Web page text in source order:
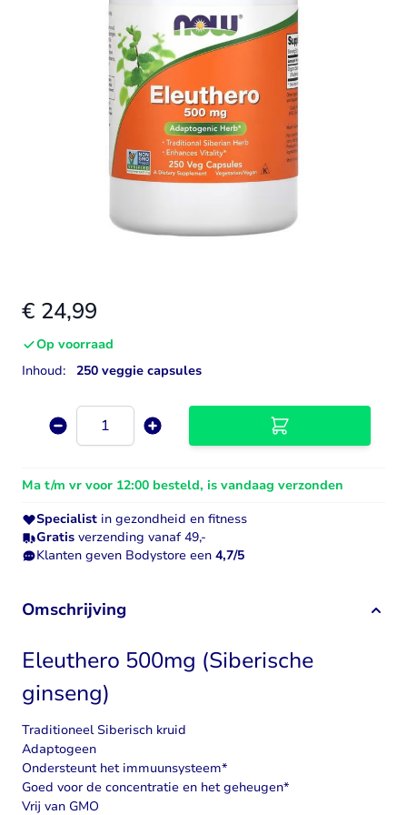
€ 24,99
Op voorraad
Inhoud:
250 veggie capsules
Aantal
Ma t/m vr voor 12:00 besteld, is vandaag verzonden
Specialist in gezondheid en fitness
Gratis verzending vanaf 49,-
Klanten geven Bodystore een 4,7/5
Omschrijving
Eleuthero 500mg (Siberische
ginseng)
Traditioneel Siberisch kruid
Adaptogeen
Ondersteunt het immuunsysteem*
Goed voor de concentratie en het geheugen*
Vrij van GMO